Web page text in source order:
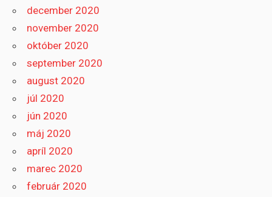
december 2020
november 2020
október 2020
september 2020
august 2020
júl 2020
jún 2020
máj 2020
apríl 2020
marec 2020
február 2020